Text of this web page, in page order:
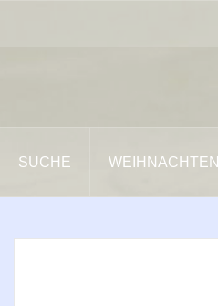
springen
SUCHE WEIHNACHTEN